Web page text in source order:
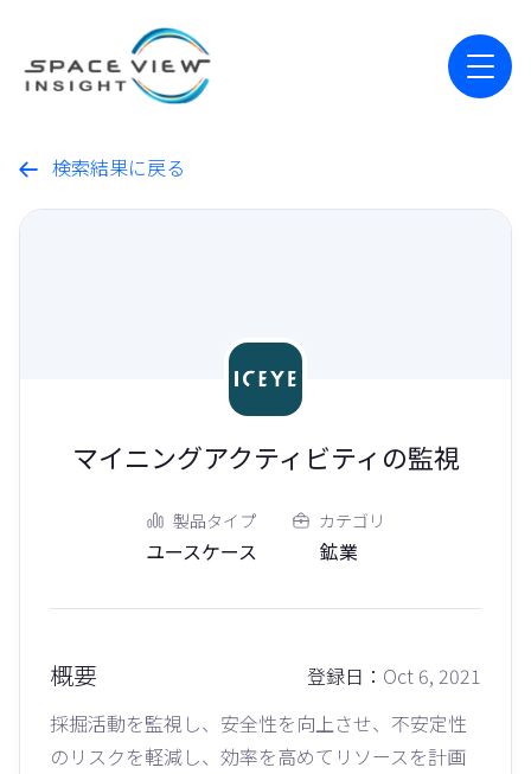
 検索結果に戻る
マイニングアクティビティの監視
製品タイプ
ユースケース
カテゴリ
鉱業
概要 登録日： Oct 6, 2021
採掘活動を監視し、安全性を向上させ、不安定性
のリスクを軽減し、効率を高めてリソースを計画